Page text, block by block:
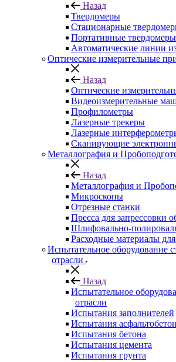
Назад
Твердомеры
Стационарные
Портативные твердомеры
Автоматические линии
Оптические измерительные
Назад
Оптические
Видеоизмерительные
Профилометры
Лазерные трекеры
Лазерные
Сканирующие
Металлография и
Назад
Металлография и
Микроскопы
Отрезные станки
Пресса для запрессовки
Шлифовально-
Расходные материалы
Испытательное оборудование
отрасли
Назад
Испытательное
отрасли
Испытания заполнителей
Испытания
Испытания бетона
Испытания цемента
Испытания грунта